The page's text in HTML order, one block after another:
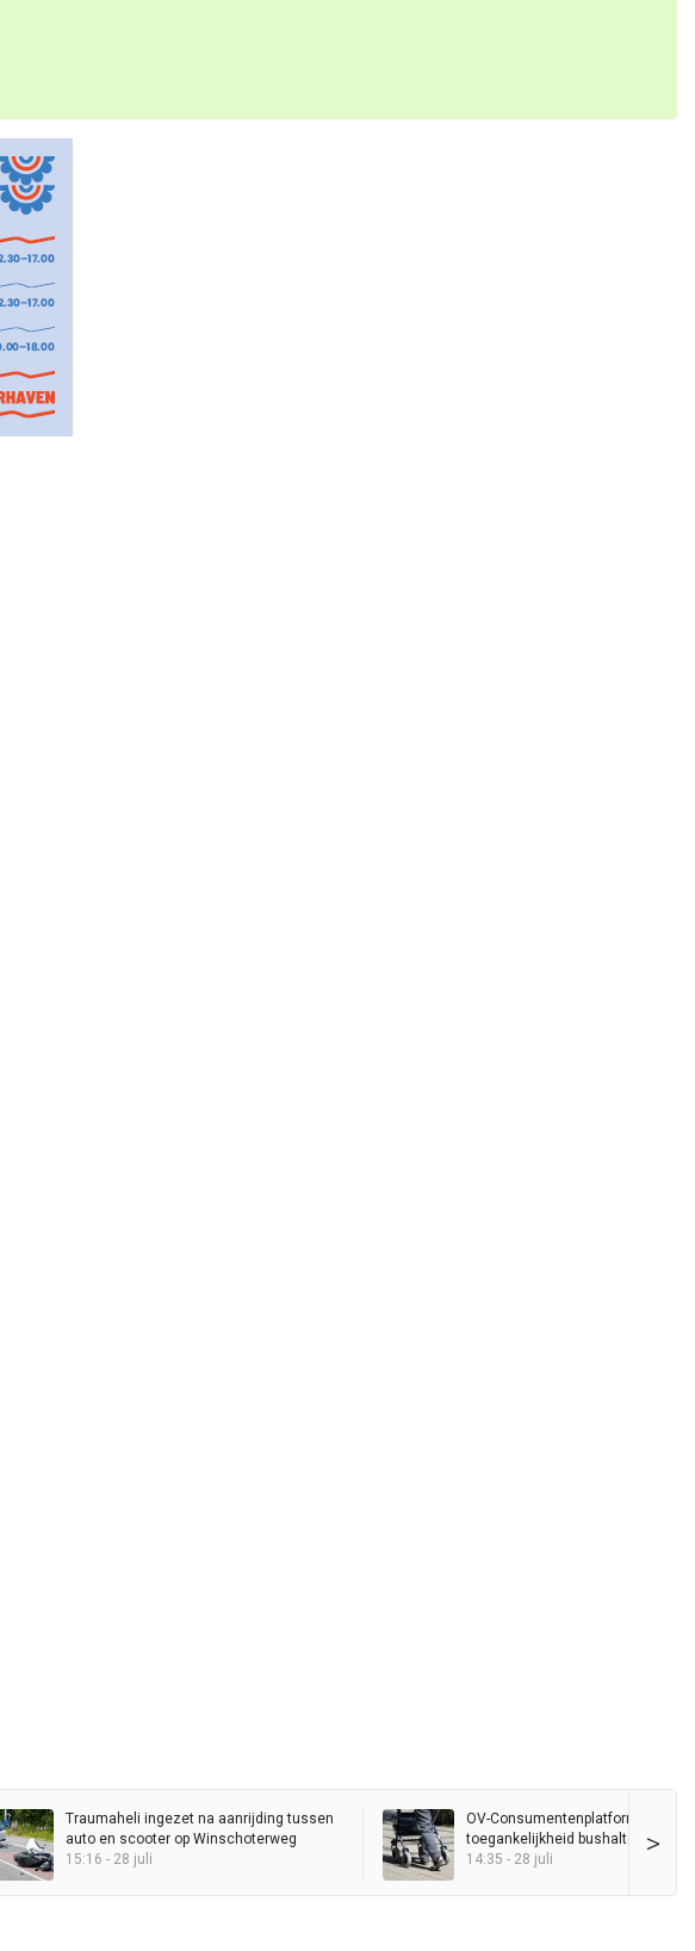
>
Traumaheli ingezet na aanrijding tussen
auto en scooter op Winschoterweg
15:16 - 28 juli
OV-Consumentenplatform wil
toegankelijkheid bushalte
14:35 - 28 juli